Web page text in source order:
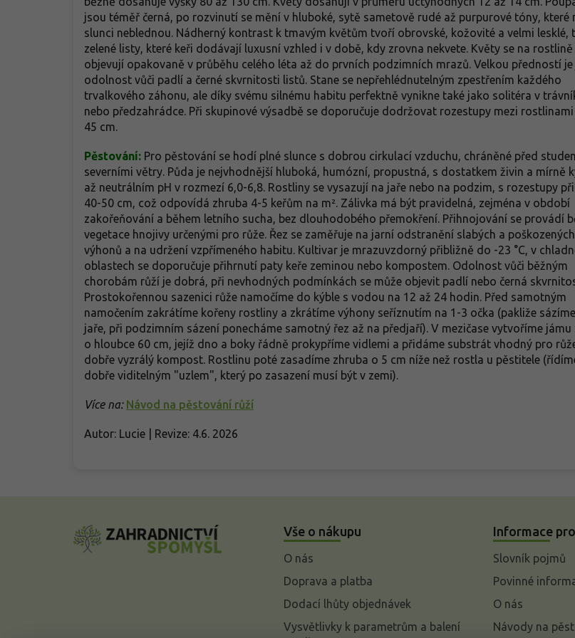
jsou téměř černá, po rozvinutí se mění v hluboké, sytě sametově rudé až purpurové tóny, které
slunci neblednou. Nádherný kontrast k tmavým květům tvoří obrovské, kožovité a velmi lesklé,
zelené listy, které keři dodávají luxusní vzhled i v době, kdy zrovna nekvete. Květy se na rostlině
objevují opakovaně v průběhu celého léta až do prvních podzimních mrazů. Velkou předností je
odolnost vůči padlí a černé skvrnitosti listů. Stane se nepřehlédnutelným zpestřením každého
trvalkového záhonu, ale díky svému silnému habitu perfektně vynikne také jako solitéra v
nebo předzahrádce. Při skupinové výsadbě se doporučuje dodržovat rozestupy mezi rostlinami
45 cm.
Pěstování: Pro pěstování se hodí plné slunce s dobrou cirkulací vzduchu, chráněné před
severními větry. Půda je nejvhodnější hluboká, humózní, propustná, s dostatkem živin a mírně
až neutrálním pH v rozmezí 6,0-6,8. Rostliny se vysazují na jaře nebo na podzim, s rozestupy
40-50 cm, což odpovídá zhruba 4-5 keřům na m². Zálivka má být pravidelná, zejména v období
zakořeňování a během letního sucha, bez dlouhodobého přemokření. Přihnojování se provádí
vegetace hnojivy určenými pro růže. Řez se zaměřuje na jarní odstranění slabých a poškozených
výhonů a na udržení vzpřímeného habitu. Kultivar je mrazuvzdorný přibližně do -23 °C, v
oblastech se doporučuje přihrnutí paty keře zeminou nebo kompostem. Odolnost vůči běžným
chorobám růží je dobrá, při nevhodných podmínkách se může objevit padlí nebo černá
Prostokořennou sazenici růže namočíme do kýble s vodou na 12 až 24 hodin. Před samotným
namočením zakrátíme kořeny rostliny a zkrátíme výhony seříznutím na 1-3 očka (pakliže
jaře, při podzimním sázení ponecháme samotný řez až na předjaří). V mezičase vytvoříme jámu
o hloubce 60 cm, jejíž dno a boky řádně prokypříme vidlemi a přidáme substrát vhodný pro
dobře vyzrálý kompost. Rostlinu poté zasadíme zhruba o 5 cm níže než rostla u pěstitele
dobře viditelným "uzlem", který po zasazení musí být v zemi).
Více na: Návod na pěstování růží
Autor: Lucie | Revize: 4.6. 2026
Vše o nákupu
O nás
Doprava a platba
Dodací lhůty objednávek
Vysvětlivky k parametrům a balení
Informace
Slovník pojmů
Povinné
O nás
Návody na